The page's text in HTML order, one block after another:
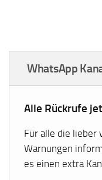
WhatsApp
Alle Rückrufe
Für alle die lieber
Warnungen
es einen extra